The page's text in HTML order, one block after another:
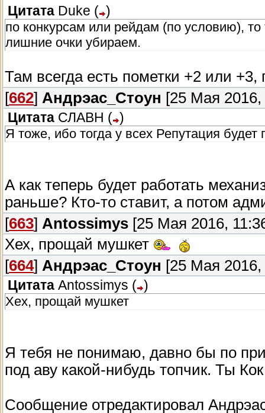
Цитата Duke ( )
по конкурсам или рейдам (по условию),
лишние очки убираем.
Там всегда есть пометки +2 или
[662] Андрэас_Стоун [25 Мая 2016,
Цитата СЛАВН ( )
Я тоже, ибо тогда у всех Репутация будет
А как теперь будет работать
раньше? Кто-то ставит, а потом
[663] Antossimys [25 Мая 2016,
Хех, прощай мушкет
[664] Андрэас_Стоун [25 Мая 2016,
Цитата Antossimys ( )
Хех, прощай мушкет
Я тебя не понимаю, давно бы по
под аву какой-нибудь топчик. Ты
Сообщение отредактировал